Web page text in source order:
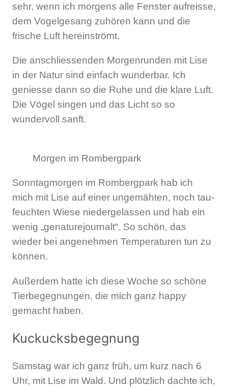
sehr, wenn ich morgens alle Fenster aufreisse,
dem Vogelgesang zuhören kann und die
frische Luft hereinströmt.
Die anschliessenden Morgenrunden mit Lise
in der Natur sind einfach wunderbar. Ich
geniesse dann so die Ruhe und die klare Luft.
Die Vögel singen und das Licht so so
wundervoll sanft.
Morgen im Rombergpark
Sonntagmorgen im Rombergpark hab ich
mich mit Lise auf einer ungemähten, noch tau-
feuchten Wiese niedergelassen und hab ein
wenig „genaturejournalt“. So schön, das
wieder bei angenehmen Temperaturen tun zu
können.
Außerdem hatte ich diese Woche so schöne
Tierbegegnungen, die mich ganz happy
gemacht haben.
Kuckucksbegegnung
Samstag war ich ganz früh, um kurz nach 6
Uhr, mit Lise im Wald. Und plötzlich dachte ich,